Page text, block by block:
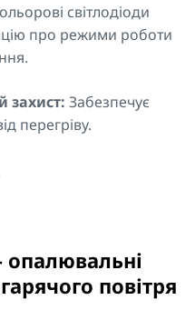
світлодіоди
про режими роботи
захист: Забезпечує
перегріву.
повітря